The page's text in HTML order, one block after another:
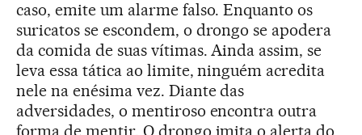
caso, emite um alarme falso. Enquanto os
suricatos se escondem, o drongo se apodera
da comida de suas vítimas. Ainda assim, se
leva essa tática ao limite, ninguém acredita
nele na enésima vez. Diante das
adversidades, o mentiroso encontra outra
forma de mentir. O drongo imita o alerta do